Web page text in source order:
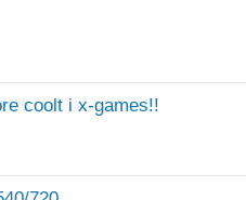
coolt i x-games!!